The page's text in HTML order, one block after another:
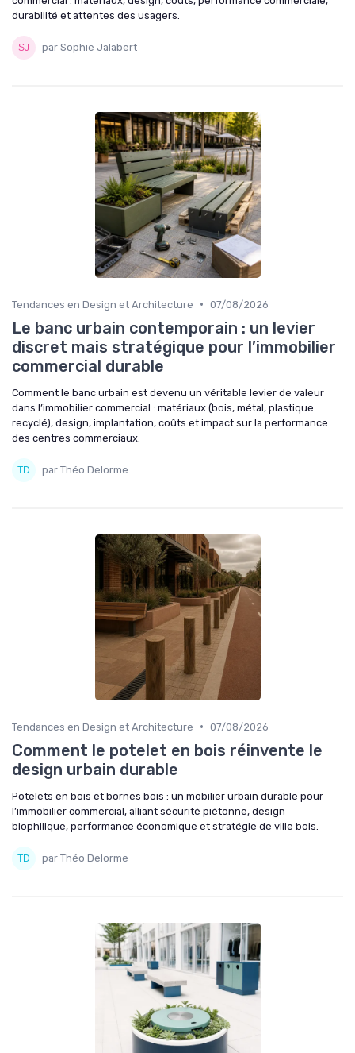
durabilité et attentes des usagers.
par Sophie Jalabert
Tendances en Design et Architecture • 07/08/2026
Le banc urbain contemporain : un levier
discret mais stratégique pour l’immobilier
commercial durable
Comment le banc urbain est devenu un véritable levier de valeur
dans l’immobilier commercial : matériaux (bois, métal, plastique
recyclé), design, implantation, coûts et impact sur la performance
des centres commerciaux.
par Théo Delorme
Tendances en Design et Architecture • 07/08/2026
Comment le potelet en bois réinvente le
design urbain durable
Potelets en bois et bornes bois : un mobilier urbain durable pour
l’immobilier commercial, alliant sécurité piétonne, design
biophilique, performance économique et stratégie de ville bois.
par Théo Delorme